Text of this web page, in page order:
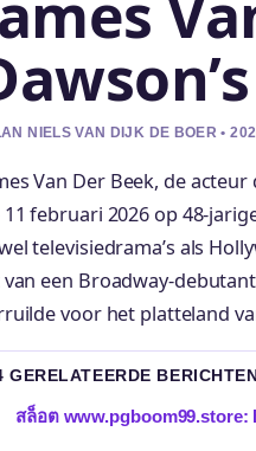
NIELS VAN DIJK DE BOER •
Van Der Beek, de
11 februari 2026 op 48-
televisiedrama’s als
een Broadway-
voor het platteland
GERELATEERDE
สล็อต